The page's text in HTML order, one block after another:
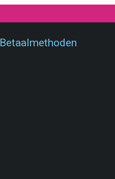
Betaalmethoden